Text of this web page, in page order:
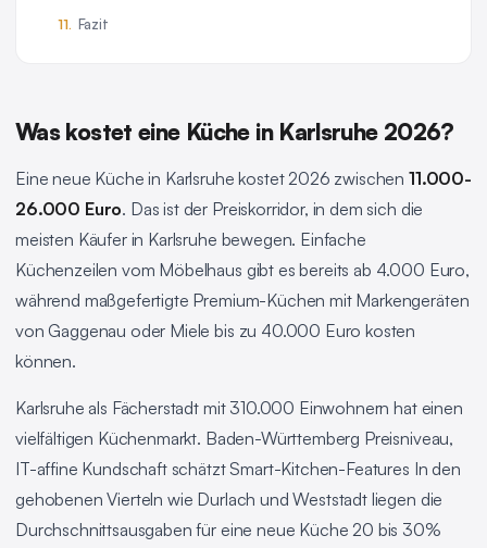
Fazit
Was kostet eine Küche in Karlsruhe 2026?
Eine neue Küche in Karlsruhe kostet 2026 zwischen 11.000-
26.000 Euro. Das ist der Preiskorridor, in dem sich die
meisten Käufer in Karlsruhe bewegen. Einfache
Küchenzeilen vom Möbelhaus gibt es bereits ab 4.000 Euro,
während maßgefertigte Premium-Küchen mit Markengeräten
von Gaggenau oder Miele bis zu 40.000 Euro kosten
können.
Karlsruhe als Fächerstadt mit 310.000 Einwohnern hat einen
vielfältigen Küchenmarkt. Baden-Württemberg Preisniveau,
IT-affine Kundschaft schätzt Smart-Kitchen-Features In den
gehobenen Vierteln wie Durlach und Weststadt liegen die
Durchschnittsausgaben für eine neue Küche 20 bis 30%